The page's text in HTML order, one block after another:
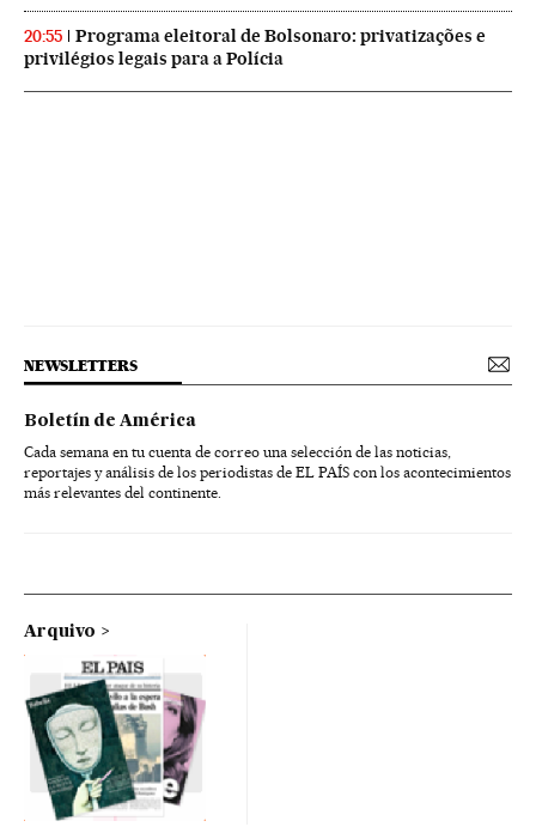
20:55
Programa eleitoral de Bolsonaro: privatizações e
privilégios legais para a Polícia
NEWSLETTERS
Boletín de América
Cada semana en tu cuenta de correo una selección de las noticias,
reportajes y análisis de los periodistas de EL PAÍS con los acontecimientos
más relevantes del continente.
Arquivo